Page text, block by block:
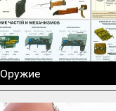
Оружие